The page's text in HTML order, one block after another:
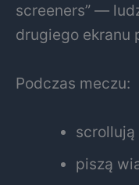
screeners” —
drugiego ekranu
Podczas meczu:
scrollują
piszą